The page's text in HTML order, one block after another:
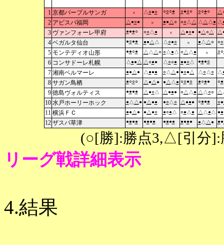
1 京都パープルサンガ × △○●○ ○○○● ○●○○ ○○●○ △
2 アビスパ福岡 △ ●○● × ●●△○ ○○△ △ △ △ △ ● △
3 ヴァンフォーレ甲府 ●●●○ ○○△ ● × △ ●○● ●△○△ △
4 ベガルタ仙台 ●○●● ●● △ △ △ ○●○ × ● △ △ ○ ○○
5 モンテディオ山形 ●●○● △ △ △○ ○△ ●△ ○△ △ ● × ○○
6 コンサドーレ札幌 △ ●● △ △ ○●● △ ○○● ●●○△ ●●●○
7 湘南ベルマーレ ●●△ ● △ ●●● ○△ △ ● ●○●△ △○△○ △
8 サガン鳥栖 ●○○○ △ ● △ ● ● △ △ ● ○○●○ ●○●● ○●
9 徳島ヴォルティス ●●●● △ ●○△ △ ●●● ○△ △ ● △ △○○ △
10 水戸ホーリーホック ● △ △ ● ● △ ●● ●○△ ○ △ ●●● ○●●● ○●
11 横浜ＦＣ ●●△ ● ●△ ●○ ●○●△ ○●△ ● △ △ ●△ ●●
12 ザスパ草津 ●●●● ●●●● ●●●● ●●●● ● △ △ ● ●●
(○[勝]:勝点3,△[引分]:
リーグ戦詳細表示
4.結果